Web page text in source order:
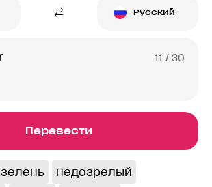
Русский
11 / 30
Перевести
зелень
недозрелый